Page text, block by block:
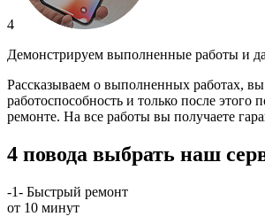
4
Демонстрируем выполненные работы и
Рассказываем о выполненных работах, вы
работоспособность и только после этого
ремонте. На все работы вы получаете
4 повода выбрать наш
-1- Быстрый ремонт
от 10 минут